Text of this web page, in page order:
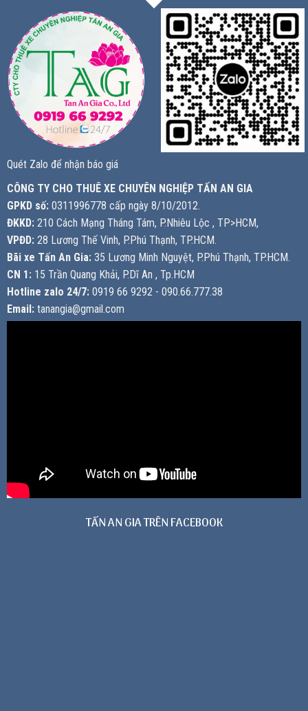
Quét Zalo để nhận báo giá
CÔNG TY CHO THUÊ XE CHUYÊN NGHIỆP TẤN AN GIA
GPKD số: 0311996778 cấp ngày 8/10/2012.
ĐKKD: 210 Cách Mạng Tháng Tám, P.Nhiêu Lộc , TP>HCM,
VPĐD: 28 Lương Thế Vinh, P.Phú Thạnh, TP.HCM.
Bãi xe Tấn An Gia: 35 Lương Minh Nguyệt, P.Phú Thạnh, TP.HCM.
CN 1: 15 Trần Quang Khải, P.Dĩ An , Tp.HCM
Hotline zalo 24/7: 0919 66 9292 - 090.66.777.38
Email: tanangia@gmail.com
TẤN AN GIA TRÊN FACEBOOK